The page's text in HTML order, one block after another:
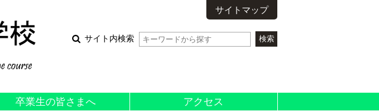
サイトマップ
サイト内検索
卒業生の皆さまへ アクセス